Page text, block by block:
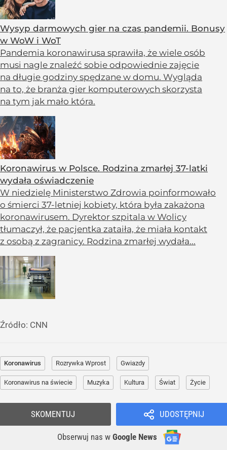
Wysyp darmowych gier na czas pandemii. Bonusy
w WoW i WoT
Pandemia koronawirusa sprawiła, że wiele osób
musi nagle znaleźć sobie odpowiednie zajęcie
na długie godziny spędzane w domu. Wygląda
na to, że branża gier komputerowych skorzysta
na tym jak mało która.
Koronawirus w Polsce. Rodzina zmarłej 37-latki
wydała oświadczenie
W niedzielę Ministerstwo Zdrowia poinformowało
o śmierci 37-letniej kobiety, która była zakażona
koronawirusem. Dyrektor szpitala w Wolicy
tłumaczył, że pacjentka zataiła, że miała kontakt
z osobą z zagranicy. Rodzina zmarłej wydała...
Źródło: CNN
Koronawirus Rozrywka Wprost Gwiazdy
Koronawirus na świecie Muzyka Kultura Świat Życie
UDOSTĘPNIJ
Obserwuj nas w Google News
SKOMENTUJ